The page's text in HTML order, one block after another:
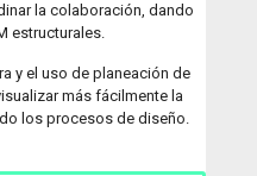
la colaboración, dando
estructurales.
y el uso de planeación de
más fácilmente la
los procesos de diseño.